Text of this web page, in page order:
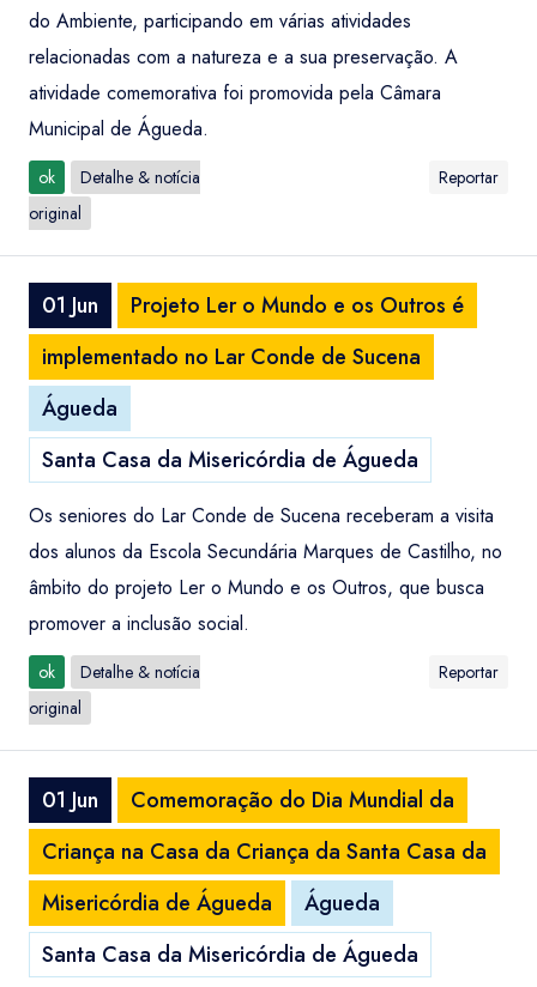
do Ambiente, participando em várias atividades
relacionadas com a natureza e a sua preservação. A
atividade comemorativa foi promovida pela Câmara
Municipal de Águeda.
ok
Detalhe & notícia
original
Reportar
01 Jun
Projeto Ler o Mundo e os Outros é
implementado no Lar Conde de Sucena
Águeda
Santa Casa da Misericórdia de Águeda
Os seniores do Lar Conde de Sucena receberam a visita
dos alunos da Escola Secundária Marques de Castilho, no
âmbito do projeto Ler o Mundo e os Outros, que busca
promover a inclusão social.
ok
Detalhe & notícia
original
Reportar
01 Jun
Comemoração do Dia Mundial da
Criança na Casa da Criança da Santa Casa da
Misericórdia de Águeda
Águeda
Santa Casa da Misericórdia de Águeda